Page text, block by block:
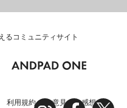
るコミュニティサイト
利用規約 ご意見・ご感想